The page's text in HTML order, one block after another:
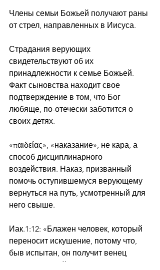
Члены семьи Божьей получают раны
от стрел, направленных в Иисуса.
Страдания верующих
свидетельствуют об их
принадлежности к семье Божьей.
Факт сыновства находит свое
подтверждение в том, что Бог
любяще, по-отечески заботится о
своих детях.
«παιδείας», «наказание», не кара, а
способ дисциплинарного
воздействия. Наказ, призванный
помочь оступившемуся верующему
вернуться на путь, усмотренный для
него свыше.
Иак.1:12: «Блажен человек, который
переносит искушение, потому что,
быв испытан, он получит венец
жизни, который обещал Господь